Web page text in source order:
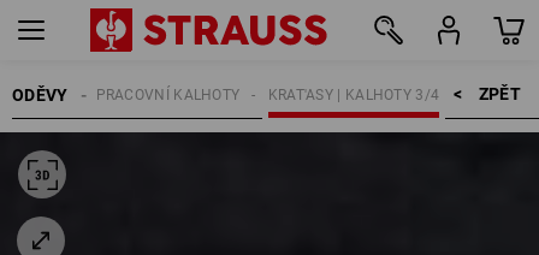
ODĚVY ZPĚT    >
KRAT'ASY | KALHOTY 3/4
PRACOVNÍ KALHOTY
MUŽI